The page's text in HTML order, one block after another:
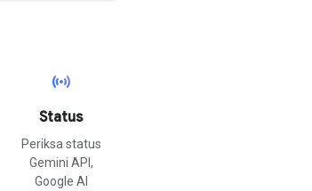
sensors
Status
Periksa status
Gemini API,
Google AI